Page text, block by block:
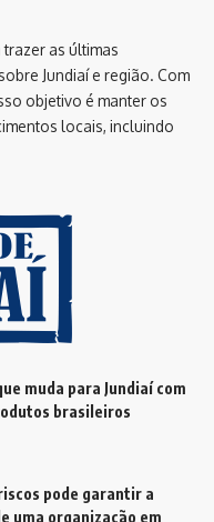
as últimas
Jundiaí e região. Com
objetivo é manter os
locais, incluindo
muda para Jundiaí com
brasileiros
pode garantir a
uma organização em